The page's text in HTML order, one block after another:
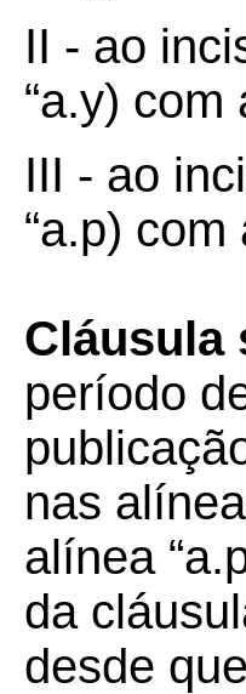
II - ao
“a.y)
III - ao
“a.p)
Cláusula
período
nas
alínea
da
desde